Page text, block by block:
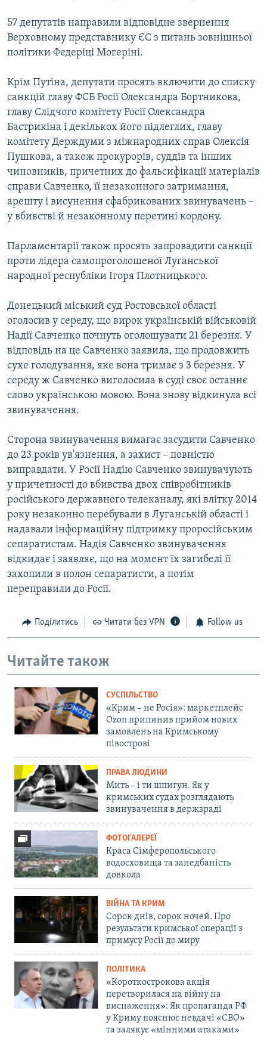
57 депутатів направили відповідне звернення
Верховному представнику ЄС з питань зовнішньої
політики Федеріці Могеріні.
Крім Путіна, депутати просять включити до списку
санкцій главу ФСБ Росії Олександра Бортникова,
главу Слідчого комітету Росії Олександра
Бастрикіна і декількох його підлеглих, главу
комітету Держдуми з міжнародних справ Олексія
Пушкова, а також прокурорів, суддів та інших
чиновників, причетних до фальсифікації матеріалів
справи Савченко, її незаконного затримання,
арешту і висунення сфабрикованих звинувачень –
у вбивстві й незаконному перетині кордону.
Парламентарії також просять запровадити санкції
проти лідера самопроголошеної Луганської
народної республіки Ігоря Плотницького.
Донецький міський суд Ростовської області
оголосив у середу, що вирок українській військовій
Надії Савченко почнуть оголошувати 21 березня. У
відповідь на це Савченко заявила, що продовжить
сухе голодування, яке вона тримає з 3 березня. У
середу ж Савченко виголосила в суді своє останнє
слово українською мовою. Вона знову відкинула всі
звинувачення.
Сторона звинувачення вимагає засудити Савченко
до 23 років ув'язнення, а захист – повністю
виправдати. У Росії Надію Савченко звинувачують
у причетності до вбивства двох співробітників
російського державного телеканалу, які влітку 2014
року незаконно перебували в Луганській області і
надавали інформаційну підтримку проросійським
сепаратистам. Надія Савченко звинувачення
відкидає і заявляє, що на момент їх загибелі її
захопили в полон сепаратисти, а потім
переправили до Росії.
Поділитись Читати без VPN Follow us
Читайте також
СУСПІЛЬСТВО
«Крим – не Росія»: маркетплейс
Ozon припинив прийом нових
замовлень на Кримському
півострові
ПРАВА ЛЮДИНИ
Мить – і ти шпигун. Як у
кримських судах розглядають
звинувачення в держзраді
ФОТОГАЛЕРЕЇ
Краса Сімферопольського
водосховища та занедбаність
довкола
ВІЙНА ТА КРИМ
Сорок днів, сорок ночей. Про
результати кримської операції з
примусу Росії до миру
ПОЛІТИКА
«Короткострокова акція
перетворилася на війну на
виснаження»: Як пропаганда РФ
у Криму пояснює невдачі «СВО»
та залякує «мінними атаками»